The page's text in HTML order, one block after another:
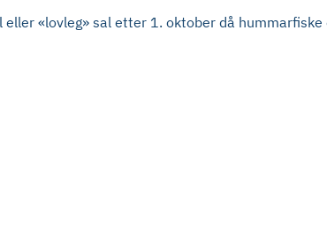
«lovleg» sal etter 1. oktober då